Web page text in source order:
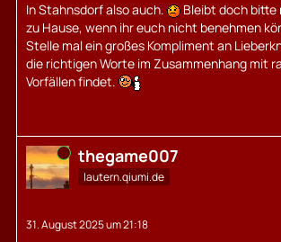
In Stahnsdorf also auch.
Bleibt doch bitte
zu Hause, wenn ihr euch nicht benehmen
Stelle mal ein großes Kompliment an
die richtigen Worte im Zusammenhang mit
Vorfällen findet.
Online thegame007
lautern.qiumi.de
31. August 2025 um 21:18